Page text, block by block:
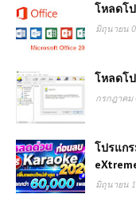
โหลดโ
มิถุนายน
โหลดโ
กรกฎาคม
โปรแก
มิถุนายน